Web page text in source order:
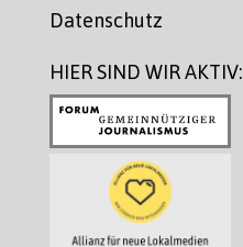
Datenschutz
HIER SIND WIR AKTIV: